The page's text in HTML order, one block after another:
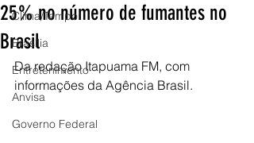
Clima/Tempo
Brasília
Entretenimento
Anvisa
Governo Federal
25% no número de fumantes no
Brasil
Da redação Itapuama FM, com
informações da Agência Brasil.